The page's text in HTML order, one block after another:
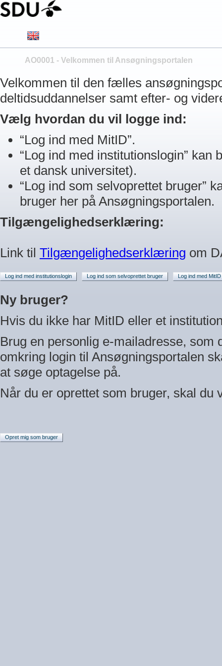
AO0001 - Velkommen til Ansøgningsportalen
Velkommen til den fælles
deltidsuddannelser samt efter- og
Vælg hvordan du vil logge ind:
“Log ind med MitID”.
“Log ind med institutionslogin”
et dansk universitet).
“Log ind som selvoprettet bruger”
bruger her på Ansøgningsportalen.
Tilgængelighedserklæring:
Link til Tilgængelighedserklæring om
Log ind med institutionslogin Log ind som selvoprettet bruger Log ind med MitID
Ny bruger?
Hvis du ikke har MitID eller et
Brug en personlig e-mailadresse,
omkring login til Ansøgningsportalen
at søge optagelse på.
Når du er oprettet som bruger, skal
Opret mig som bruger